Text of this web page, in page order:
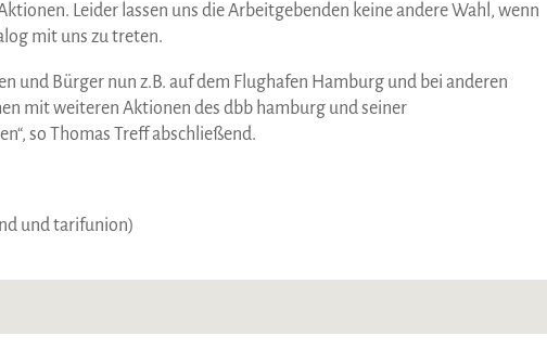
Leider lassen uns die Arbeitgebenden keine andere Wahl, wenn
mit uns zu treten.
und Bürger nun z.B. auf dem Flughafen Hamburg und bei anderen
mit weiteren Aktionen des dbb hamburg und seiner
so Thomas Treff abschließend.
und tarifunion)